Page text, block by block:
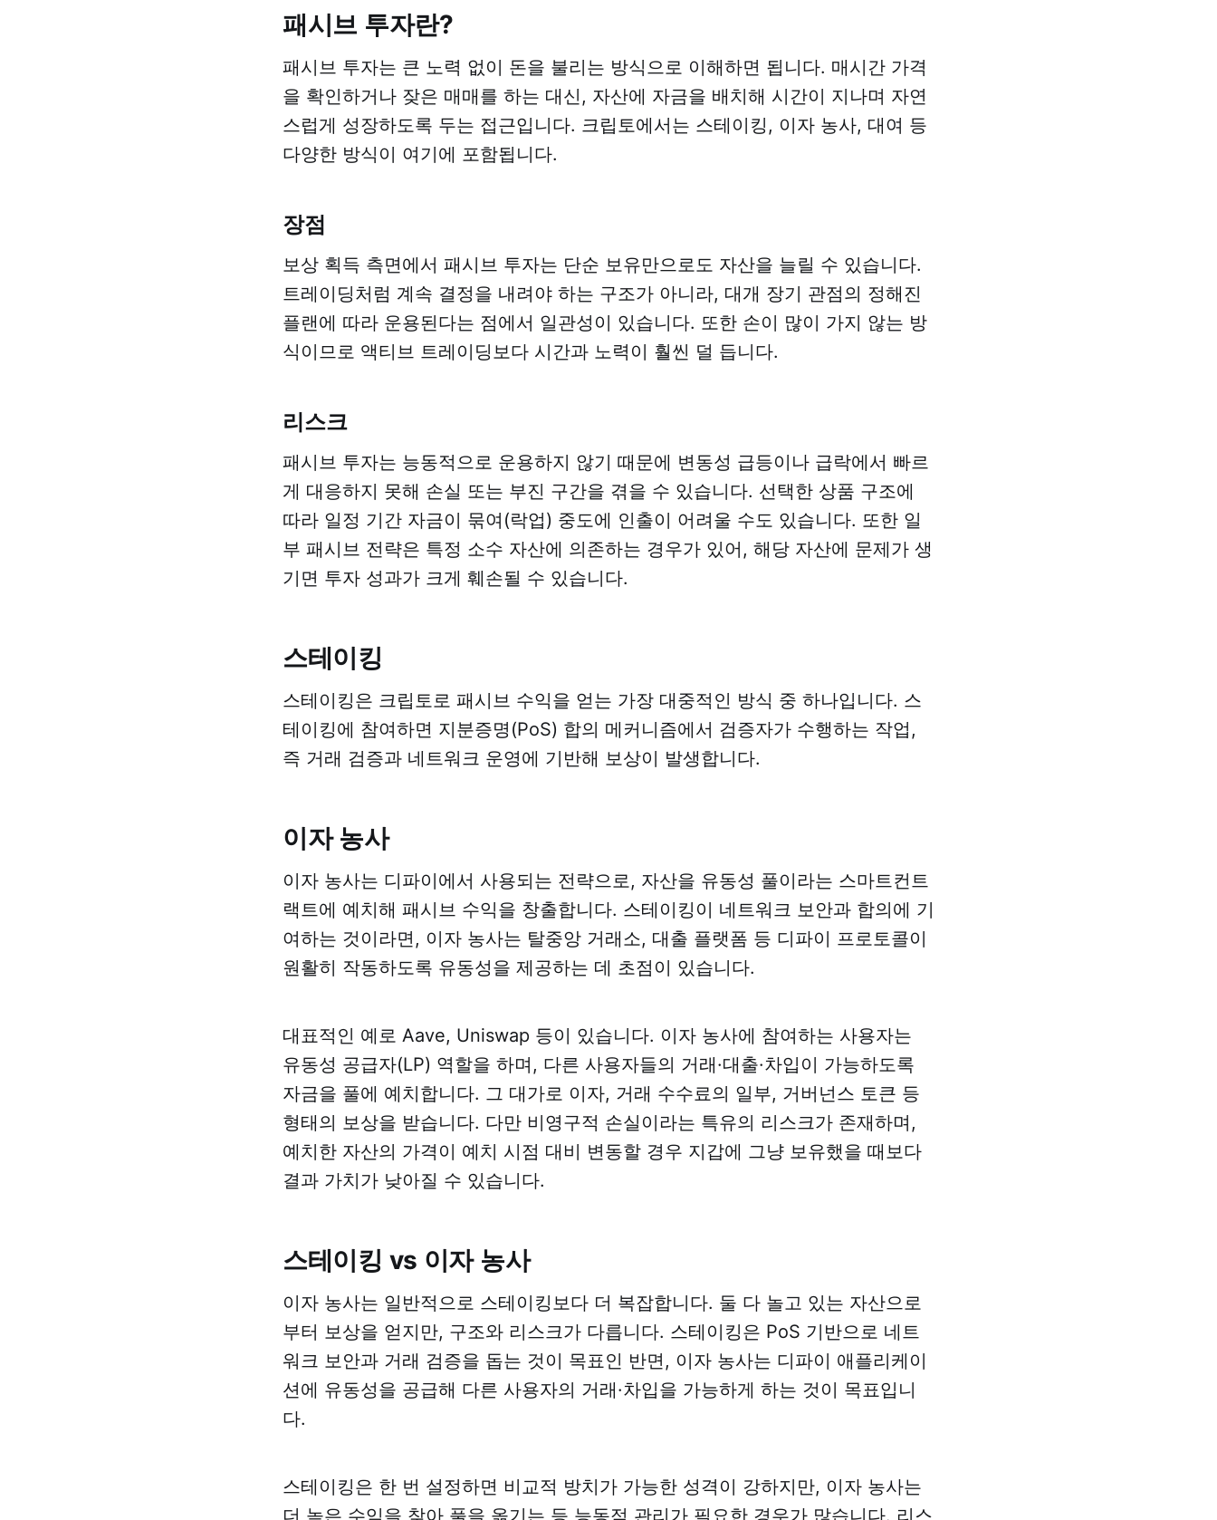
패시브 투자란?
패시브 투자는 큰 노력 없이 돈을 불리는 방식으로 이해하면 됩니다. 매시간 가격
을 확인하거나 잦은 매매를 하는 대신, 자산에 자금을 배치해 시간이 지나며 자연
스럽게 성장하도록 두는 접근입니다. 크립토에서는 스테이킹, 이자 농사, 대여 등
다양한 방식이 여기에 포함됩니다.
장점
보상 획득 측면에서 패시브 투자는 단순 보유만으로도 자산을 늘릴 수 있습니다.
트레이딩처럼 계속 결정을 내려야 하는 구조가 아니라, 대개 장기 관점의 정해진
플랜에 따라 운용된다는 점에서 일관성이 있습니다. 또한 손이 많이 가지 않는 방
식이므로 액티브 트레이딩보다 시간과 노력이 훨씬 덜 듭니다.
리스크
패시브 투자는 능동적으로 운용하지 않기 때문에 변동성 급등이나 급락에서 빠르
게 대응하지 못해 손실 또는 부진 구간을 겪을 수 있습니다. 선택한 상품 구조에
따라 일정 기간 자금이 묶여(락업) 중도에 인출이 어려울 수도 있습니다. 또한 일
부 패시브 전략은 특정 소수 자산에 의존하는 경우가 있어, 해당 자산에 문제가 생
기면 투자 성과가 크게 훼손될 수 있습니다.
스테이킹
스테이킹은 크립토로 패시브 수익을 얻는 가장 대중적인 방식 중 하나입니다. 스
테이킹에 참여하면 지분증명(PoS) 합의 메커니즘에서 검증자가 수행하는 작업,
즉 거래 검증과 네트워크 운영에 기반해 보상이 발생합니다.
이자 농사
이자 농사는 디파이에서 사용되는 전략으로, 자산을 유동성 풀이라는 스마트컨트
랙트에 예치해 패시브 수익을 창출합니다. 스테이킹이 네트워크 보안과 합의에 기
여하는 것이라면, 이자 농사는 탈중앙 거래소, 대출 플랫폼 등 디파이 프로토콜이
원활히 작동하도록 유동성을 제공하는 데 초점이 있습니다.
대표적인 예로 Aave, Uniswap 등이 있습니다. 이자 농사에 참여하는 사용자는
유동성 공급자(LP) 역할을 하며, 다른 사용자들의 거래·대출·차입이 가능하도록
자금을 풀에 예치합니다. 그 대가로 이자, 거래 수수료의 일부, 거버넌스 토큰 등
형태의 보상을 받습니다. 다만 비영구적 손실이라는 특유의 리스크가 존재하며,
예치한 자산의 가격이 예치 시점 대비 변동할 경우 지갑에 그냥 보유했을 때보다
결과 가치가 낮아질 수 있습니다.
스테이킹 vs 이자 농사
이자 농사는 일반적으로 스테이킹보다 더 복잡합니다. 둘 다 놀고 있는 자산으로
부터 보상을 얻지만, 구조와 리스크가 다릅니다. 스테이킹은 PoS 기반으로 네트
워크 보안과 거래 검증을 돕는 것이 목표인 반면, 이자 농사는 디파이 애플리케이
션에 유동성을 공급해 다른 사용자의 거래·차입을 가능하게 하는 것이 목표입니
다.
스테이킹은 한 번 설정하면 비교적 방치가 가능한 성격이 강하지만, 이자 농사는
더 높은 수익을 찾아 풀을 옮기는 등 능동적 관리가 필요한 경우가 많습니다. 리스